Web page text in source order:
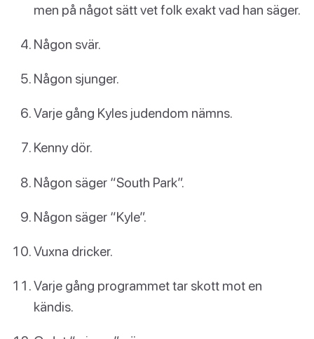
men på något sätt vet folk exakt vad han säger.
Någon svär.
Någon sjunger.
Varje gång Kyles judendom nämns.
Kenny dör.
Någon säger “South Park”.
Någon säger “Kyle”.
Vuxna dricker.
Varje gång programmet tar skott mot en
kändis.